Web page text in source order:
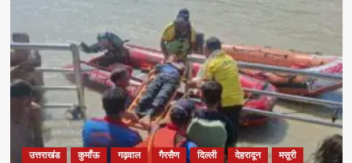
उत्तराखंड कुमाँऊ गढ़वाल गैरसैण दिल्ली देहरादून मसूरी